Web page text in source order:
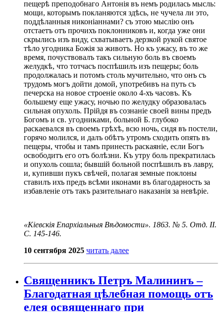
пещерѣ преподобнаго Антонія въ немъ родилась мысль:
мощи, которымъ покланяются здѣсь, не чучела ли это,
поддѣланныя никоніаннами? съ этою мыслію онъ
отстаетъ отъ прочихъ поклонниковъ и, когда уже они
скрылись изъ виду, схватываетъ дерзкой рукой святое
тѣло угодника Божія за животъ. Но къ ужасу, въ то же
время, почуствовалъ такъ сильную боль въ своемъ
желудкѣ, что тотчасъ поспѣшилъ изъ пещеры; боль
продолжалась и потомъ столь мучительно, что онъ съ
трудомъ могъ дойти домой, употребивъ на путь съ
печерска на новое строеніе около 4-хъ часовъ. Къ
большему еще ужасу, ночью по желудку образовалась
сильная опухоль. Прійдя въ сознаніе своей вины предъ
Богомъ и св. угодниками, больной Б. глубоко
раскаевался въ своемъ грѣхѣ, всю ночь, сидя въ постели,
горячо молился, и далъ обѣтъ утромъ сходить опять въ
пещеры, чтобы и тамъ принесть раскаяніе, если Богъ
освободитъ его отъ болѣзни. Къ утру боль прекратилась
и опухоль сошла; бывшій больной поспѣшилъ въ лавру,
и, купивши пукъ свѣчей, полагая земные поклоны
ставилъ ихъ предъ всѣми иконами въ благодарность за
избавленіе отъ такъ разительнаго наказанія за невѣріе.
«Кіевскія Епархіальныя Вѣдомости». 1863. № 5. Отд. II.
С. 145-146.
10 сентября 2025 читать далее
Священникъ Петръ Малининъ –
Благодатная цѣлебная помощь отъ
елея освященнаго при